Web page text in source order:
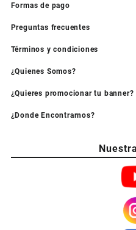
Formas de pago
Preguntas frecuentes
Términos y condiciones
¿Quienes Somos?
¿Quieres promocionar tu banner?
¿Donde Encontrarnos?